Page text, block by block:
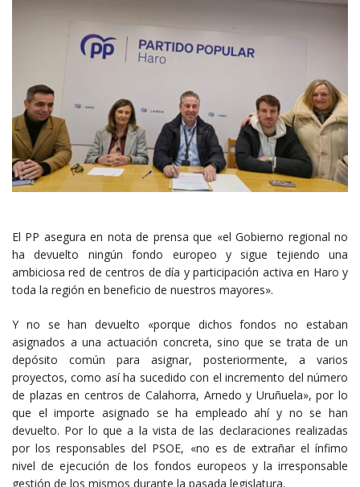
El PP asegura en nota de prensa que «el Gobierno regional no
ha devuelto ningún fondo europeo y sigue tejiendo una
ambiciosa red de centros de día y participación activa en Haro y
toda la región en beneficio de nuestros mayores».
Y no se han devuelto «porque dichos fondos no estaban
asignados a una actuación concreta, sino que se trata de un
depósito común para asignar, posteriormente, a varios
proyectos, como así ha sucedido con el incremento del número
de plazas en centros de Calahorra, Arnedo y Uruñuela», por lo
que el importe asignado se ha empleado ahí y no se han
devuelto. Por lo que a la vista de las declaraciones realizadas
por los responsables del PSOE, «no es de extrañar el ínfimo
nivel de ejecución de los fondos europeos y la irresponsable
gestión de los mismos durante la pasada legislatura.